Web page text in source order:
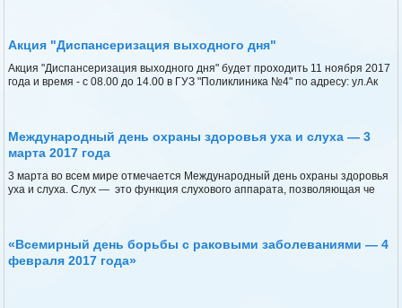
Акция "Диспансеризация выходного дня"
Акция "Диспансеризация выходного дня" будет проходить 11 ноября 2017
года и время - с 08.00 до 14.00 в ГУЗ "Поликлиника №4" по адресу: ул.Ак
Международный день охраны здоровья уха и слуха — 3
марта 2017 года
3 марта во всем мире отмечается Международный день охраны здоровья
уха и слуха. Слух — это функция слухового аппарата, позволяющая че
«Всемирный день борьбы с раковыми заболеваниями — 4
февраля 2017 года»